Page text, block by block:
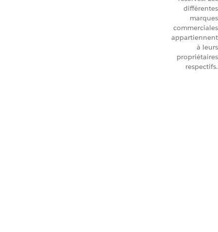
différentes
marques
commerciales
appartiennent
à leurs
propriétaires
respectifs.